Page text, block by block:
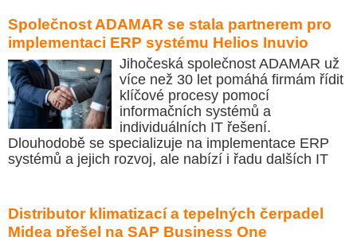
Společnost ADAMAR se stala partnerem pro
implementaci ERP systému Helios Inuvio
Jihočeská společnost ADAMAR už
více než 30 let pomáhá firmám řídit
klíčové procesy pomocí
informačních systémů a
individuálních IT řešení.
Dlouhodobě se specializuje na implementace ERP
systémů a jejich rozvoj, ale nabízí i řadu dalších IT
Distributor klimatizací a tepelných čerpadel
Midea přešel na SAP Business One